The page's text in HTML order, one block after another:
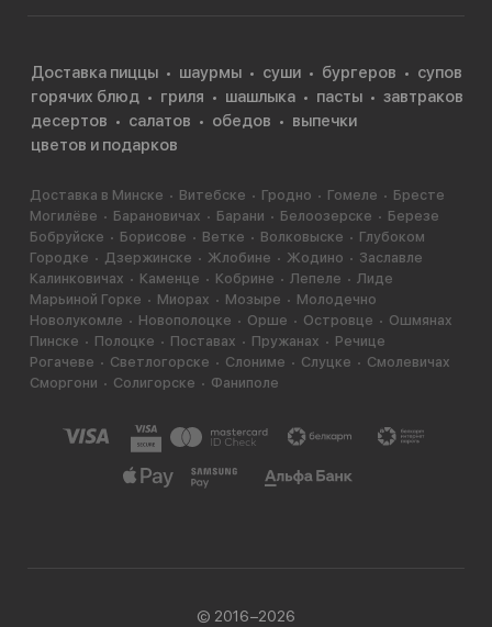
Доставка пиццы шаурмы суши бургеров
супов
горячих блюд
гриля шашлыка пасты
завтраков
десертов
салатов обедов
выпечки
цветов и подарков
Доставка в Минске Витебске Гродно Гомеле
Бресте
Могилёве
Барановичах Барани Белоозерске
Березе
Бобруйске
Борисове Ветке Волковыске
Глубоком
Городке
Дзержинске Жлобине Жодино
Заславле
Калинковичах
Каменце Кобрине Лепеле
Лиде
Марьиной Горке
Миорах Мозыре
Молодечно
Новолукомле
Новополоцке Орше Островце
Ошмянах
Пинске
Полоцке Поставах Пружанах
Речице
Рогачеве
Светлогорске Слониме Слуцке
Смолевичах
Сморгони
Солигорске Фаниполе
© 2016−2026